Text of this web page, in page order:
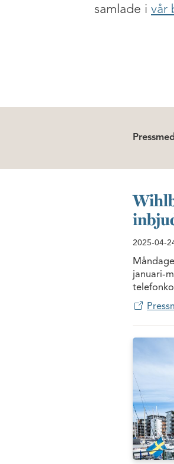
samlade i vår
2025-04-
januari-